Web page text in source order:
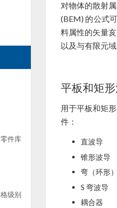
件库
级别
对物体的散射
(BEM) 的公式
料属性的矢量
以及与有限元
平板和矩
用于平板和矩
件：
直波导
锥形波导
弯（环形
S 弯波导
耦合器